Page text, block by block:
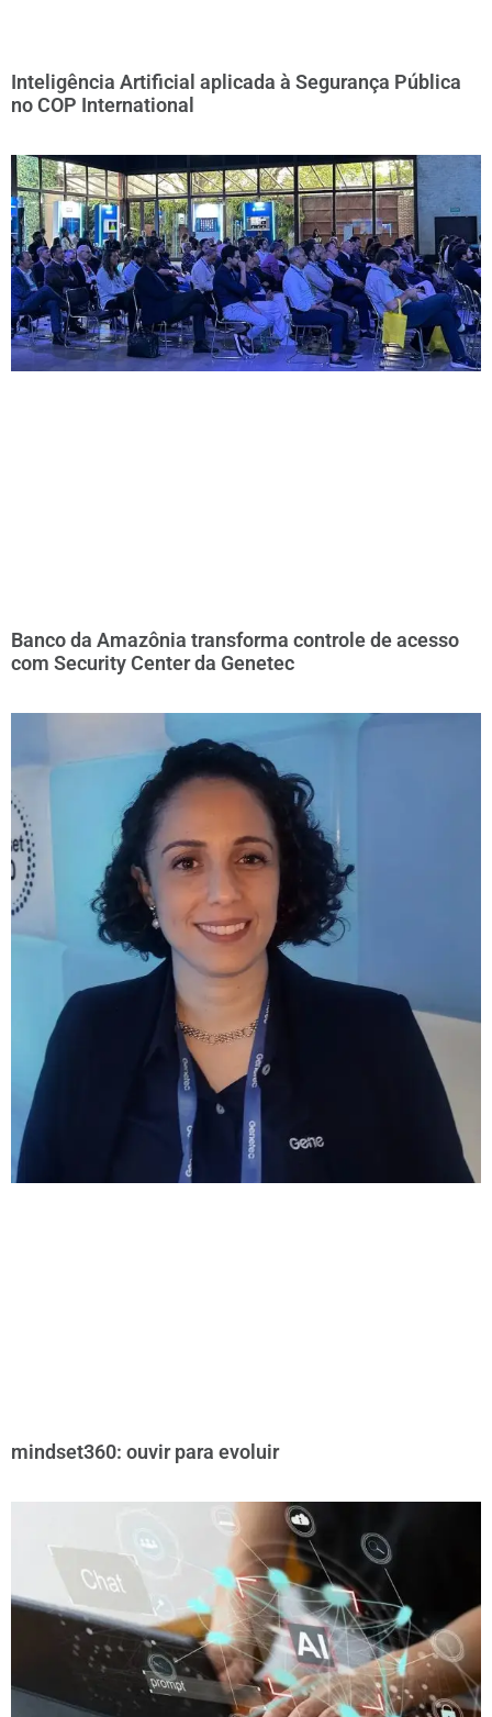
Inteligência Artificial aplicada à Segurança Pública
no COP International
Banco da Amazônia transforma controle de acesso
com Security Center da Genetec
mindset360: ouvir para evoluir